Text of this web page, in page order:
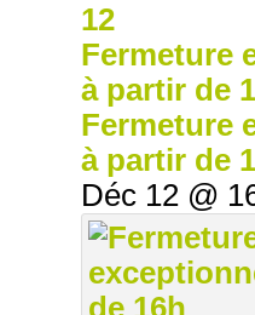
12
Fermeture
à partir de
Fermeture
à partir de
Déc 12 @